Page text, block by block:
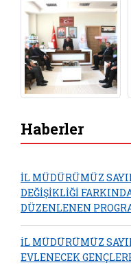
Haberler
İL MÜDÜRÜMÜZ
DEĞİŞİKLİĞİ
DÜZENLENEN
İL MÜDÜRÜMÜZ
EVLENECEK